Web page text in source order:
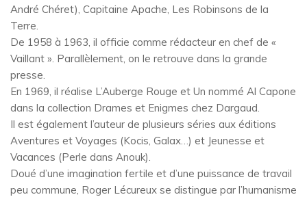
André Chéret), Capitaine Apache, Les Robinsons de la
Terre.
De 1958 à 1963, il officie comme rédacteur en chef de «
Vaillant ». Parallèlement, on le retrouve dans la grande
presse.
En 1969, il réalise L’Auberge Rouge et Un nommé Al Capone
dans la collection Drames et Enigmes chez Dargaud.
Il est également l’auteur de plusieurs séries aux éditions
Aventures et Voyages (Kocis, Galax…) et Jeunesse et
Vacances (Perle dans Anouk).
Doué d’une imagination fertile et d’une puissance de travail
peu commune, Roger Lécureux se distingue par l’humanisme